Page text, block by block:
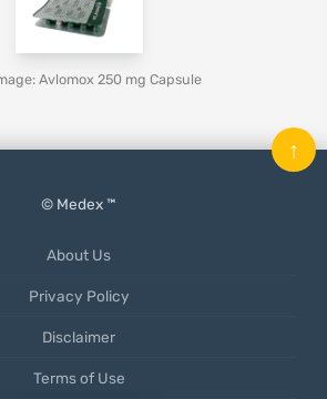
Avlomox 250 mg Capsule
© Medex ™
About Us
Privacy Policy
Disclaimer
Terms of Use
↑